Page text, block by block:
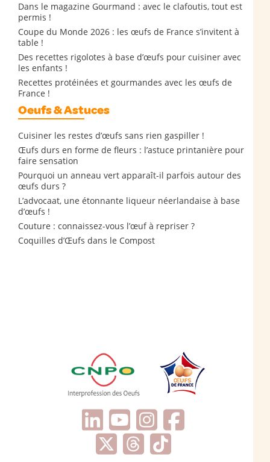
Dans le magazine Gourmand : avec le clafoutis, tout est
permis !
Coupe du Monde 2026 : les œufs de France s’invitent à
table !
Des recettes rigolotes à base d’œufs pour cuisiner avec
les enfants !
Recettes protéinées et gourmandes avec les œufs de
France !
Oeufs & Astuces
Cuisiner les restes d’œufs sans rien gaspiller !
Œufs durs en forme de fleurs : l’astuce printanière pour
faire sensation
Pourquoi un anneau vert apparaît-il parfois autour des
œufs durs ?
L’advocaat, une étonnante liqueur néerlandaise à base
d’œufs !
Couture : connaissez-vous l’œuf à repriser ?
Coquilles d’Œufs dans le Compost